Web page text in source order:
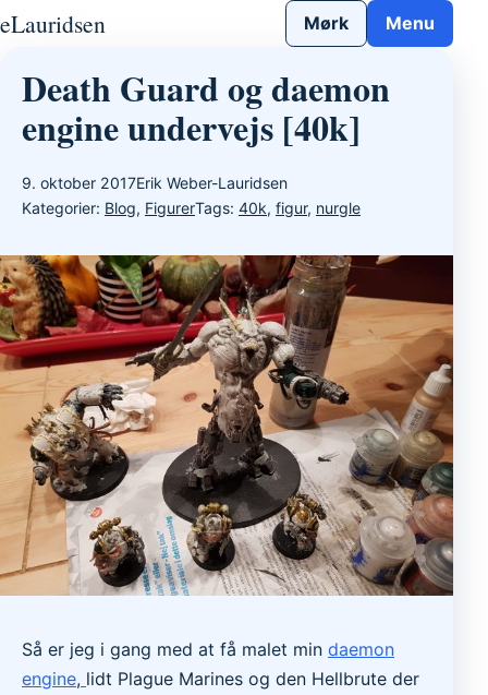
Gå til indhold
eLauridsen Mørk Menu
Death Guard og daemon
engine undervejs [40k]
9. oktober 2017Erik Weber-Lauridsen
Kategorier: Blog, FigurerTags: 40k, figur, nurgle
Så er jeg i gang med at få malet min daemon
engine, lidt Plague Marines og den Hellbrute der